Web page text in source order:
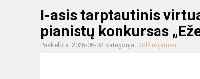
I-asis tarptautinis
pianistų konkursas
Paskelbta: 2026-06-02 Kategorija: Didžiuojamės